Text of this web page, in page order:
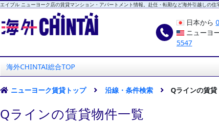
エイブル ニューヨーク店の賃貸マンション・アパートメント情報。赴任・転勤など海外引越しの住
日本から
ニューヨ
5547
海外CHINTAI総合TOP
ニューヨーク賃貸トップ 沿線・条件検索 Qラインの賃
Qラインの賃貸物件一覧